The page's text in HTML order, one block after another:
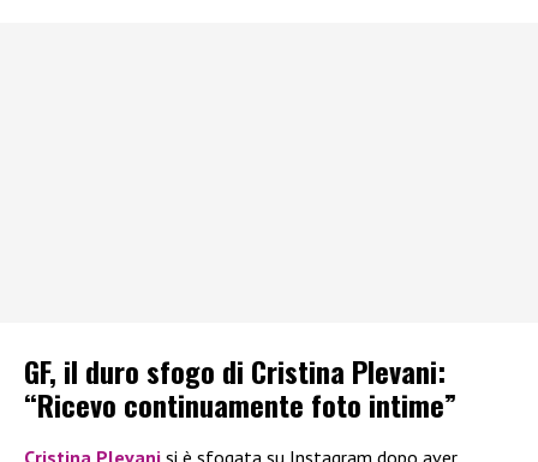
GF, il duro sfogo di Cristina Plevani:
“Ricevo continuamente foto intime”
Cristina Plevani si è sfogata su Instagram dopo aver